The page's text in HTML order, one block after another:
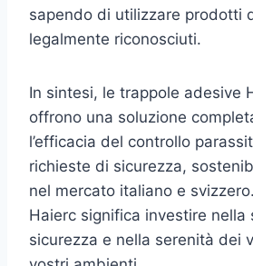
sapendo di utilizzare prodotti
legalmente riconosciuti.
In sintesi, le trappole adesive
offrono una soluzione
l’efficacia del controllo
richieste di sicurezza,
nel mercato italiano e
Haierc significa investire nella
sicurezza e nella serenità dei